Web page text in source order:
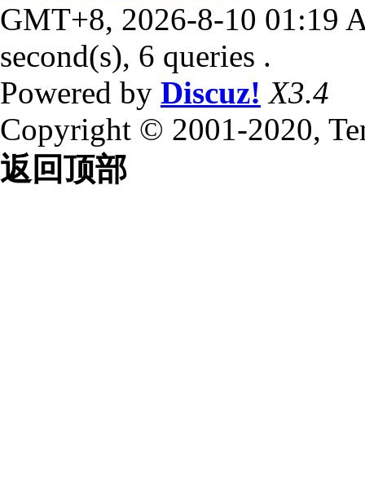
GMT+8, 2026-8-10 01:19
second(s), 6 queries .
Powered by Discuz! X3.4
Copyright © 2001-2020,
返回顶部